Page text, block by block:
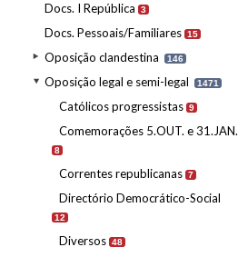
Docs. I República 3
Docs. Pessoais/Familiares 15
Oposição clandestina 146
Oposição legal e semi-legal 1471
Católicos progressistas 9
Comemorações 5.OUT. e 31.JAN.
8
Correntes republicanas 7
Directório Democrático-Social
12
Diversos 48